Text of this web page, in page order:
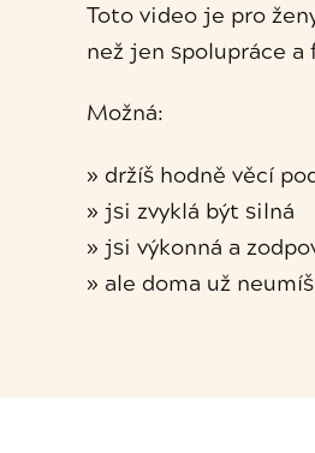
Toto video je pro
než jen spolupráce a
Možná:
» držíš hodně věcí
» jsi zvyklá být silná
» jsi výkonná a
» ale doma už